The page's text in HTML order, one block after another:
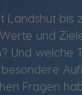
Landshut bis
und
Und welche
Fragen